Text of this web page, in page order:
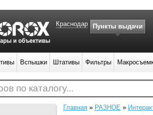
Главная » РАЗНОЕ »
Краснодар Пункты выдачи
Вспышки Штативы Фильтры
по каталогу...